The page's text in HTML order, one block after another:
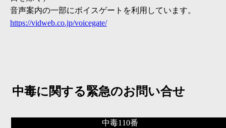
音声案内の一部にボイスゲートを利用しています。
https://vidweb.co.jp/voicegate/
中毒に関する緊急のお問い合せ
中毒110番